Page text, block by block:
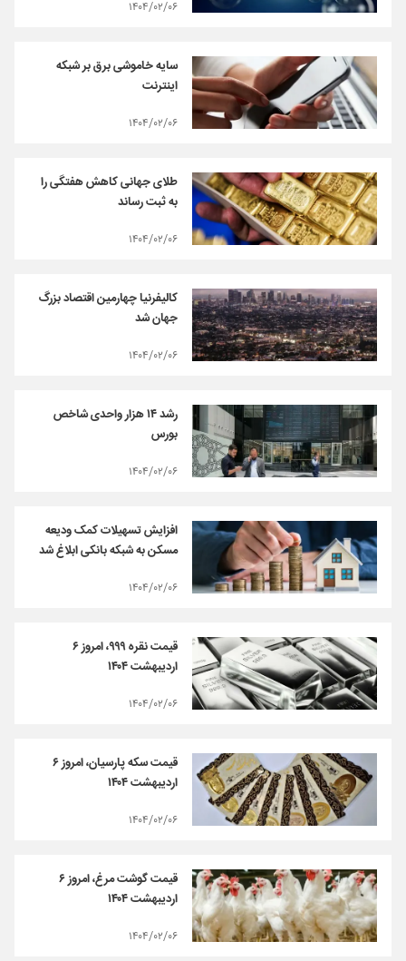
۱۴۰۴/۰۲/۰۶
سایه خاموشی برق بر شبکه
اینترنت
۱۴۰۴/۰۲/۰۶
طلای جهانی کاهش هفتگی را
به ثبت رساند
۱۴۰۴/۰۲/۰۶
کالیفرنیا چهارمین اقتصاد بزرگ
جهان شد
۱۴۰۴/۰۲/۰۶
رشد ۱۴ هزار واحدی شاخص
بورس
۱۴۰۴/۰۲/۰۶
افزایش تسهیلات کمک ودیعه
مسکن به شبکه بانکی ابلاغ شد
۱۴۰۴/۰۲/۰۶
قیمت نقره ۹۹۹، امروز ۶
اردیبهشت ۱۴۰۴
۱۴۰۴/۰۲/۰۶
قیمت سکه پارسیان، امروز ۶
اردیبهشت ۱۴۰۴
۱۴۰۴/۰۲/۰۶
قیمت گوشت مرغ، امروز ۶
اردیبهشت ۱۴۰۴
۱۴۰۴/۰۲/۰۶